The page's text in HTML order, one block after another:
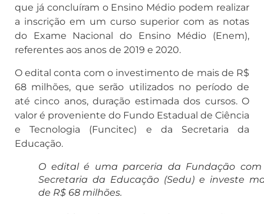
que já concluíram o Ensino Médio podem realizar
a inscrição em um curso superior com as notas
do Exame Nacional do Ensino Médio (Enem),
referentes aos anos de 2019 e 2020.
O edital conta com o investimento de mais de R$
68 milhões, que serão utilizados no período de
até cinco anos, duração estimada dos cursos. O
valor é proveniente do Fundo Estadual de Ciência
e Tecnologia (Funcitec) e da Secretaria da
Educação.
O edital é uma parceria da Fundação
Secretaria da Educação (Sedu) e investe
de R$ 68 milhões.